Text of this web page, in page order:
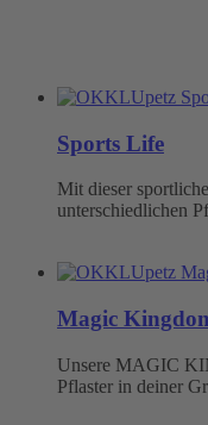
Sports Life
Mit dieser
unterschiedlichen
Magic
Unsere MAGIC
Pflaster in deiner